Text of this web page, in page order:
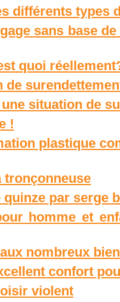
différents types
sans base
quoi
de
situation de
!
plastique
tronçonneuse
par serge
homme et
nombreux
confort
violent